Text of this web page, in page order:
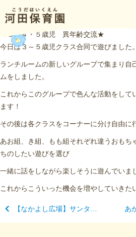
★３・４・５歳児 異年齢交流★
今日は３～５歳児クラス合同で遊びまし
ランチルームの新しいグループで集まり自
ムをしました。
これからこのグループで色んな活動をして
ます！
その後は各クラスをコーナーに分け自由に
あお組、き組、もも組それぞれ違うおもち
ちのしたい遊びを選び
一緒に話をしながら楽しそうに遊んでい
これからこういった機会を増やしていきた